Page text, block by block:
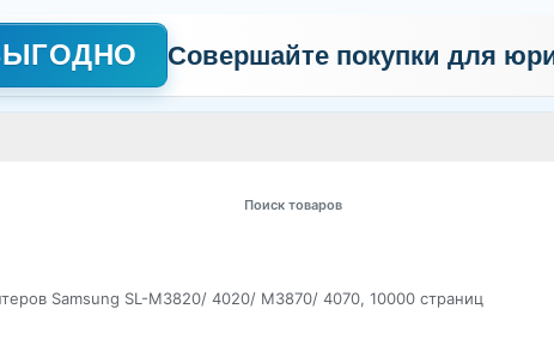
Совершайте покупки для
Samsung SL-M3820/ 4020/ M3870/ 4070, 10000 страниц